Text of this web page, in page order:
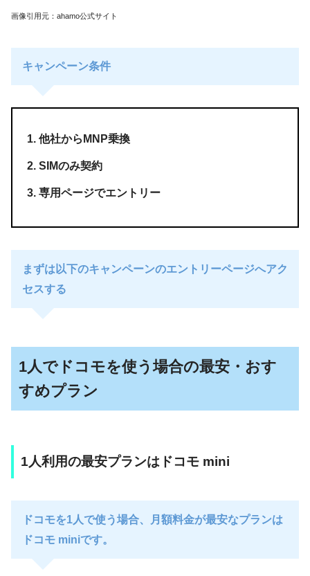
画像引用元：ahamo公式サイト
キャンペーン条件
他社からMNP乗換
SIMのみ契約
専用ページでエントリー
まずは以下のキャンペーンのエントリーページへアク
セスする
1人でドコモを使う場合の最安・おす
すめプラン
1人利用の最安プランはドコモ mini
ドコモを1人で使う場合、月額料金が最安なプランは
ドコモ miniです。